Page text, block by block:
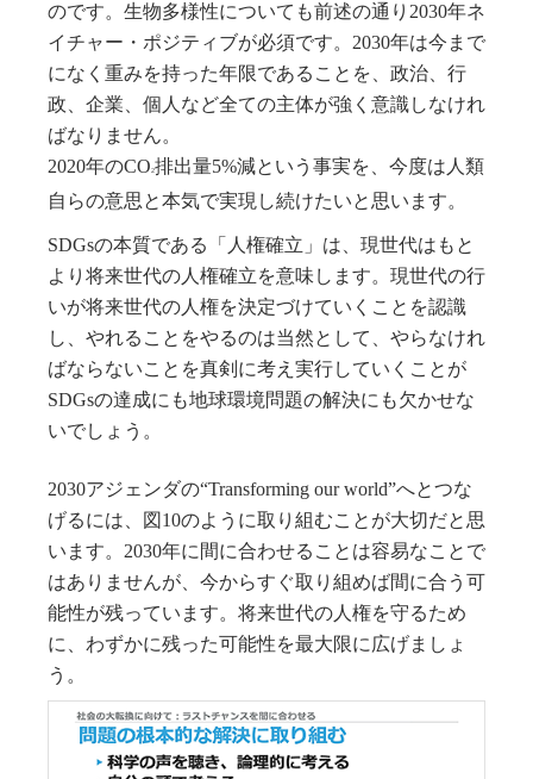
のです。生物多様性についても前述の通り2030年ネ
イチャー・ポジティブが必須です。2030年は今まで
になく重みを持った年限であることを、政治、行
政、企業、個人など全ての主体が強く意識しなけれ
ばなりません。
2020年のCO2排出量5%減という事実を、今度は人類
自らの意思と本気で実現し続けたいと思います。
SDGsの本質である「人権確立」は、現世代はもと
より将来世代の人権確立を意味します。現世代の行
いが将来世代の人権を決定づけていくことを認識
し、やれることをやるのは当然として、やらなけれ
ばならないことを真剣に考え実行していくことが
SDGsの達成にも地球環境問題の解決にも欠かせな
いでしょう。
2030アジェンダの“Transforming our world”へとつな
げるには、図10のように取り組むことが大切だと思
います。2030年に間に合わせることは容易なことで
はありませんが、今からすぐ取り組めば間に合う可
能性が残っています。将来世代の人権を守るため
に、わずかに残った可能性を最大限に広げましょ
う。